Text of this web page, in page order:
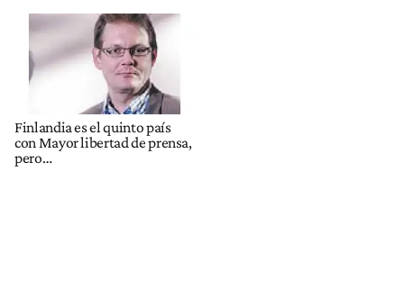
Finlandia es el quinto país
con Mayor libertad de prensa,
pero…